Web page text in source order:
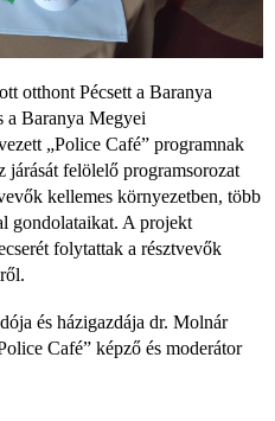
otthont Pécsett a Baranya
a Baranya Megyei
„Police Café” programnak
járását felölelő programsorozat
kellemes környezetben, több
gondolataikat. A projekt
folytattak a résztvevők
és házigazdája dr. Molnár
Café” képző és moderátor